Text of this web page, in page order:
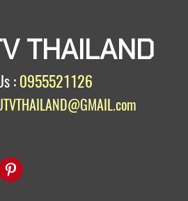
THAILAND
: 0955521126